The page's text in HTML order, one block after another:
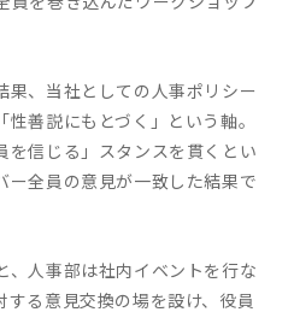
果、当社としての人事ポリシー
善説にもとづく」という軸。
を信じる」スタンスを貫くとい
ー全員の意見が一致した結果で
、人事部は社内イベントを行な
する意見交換の場を設け、役員